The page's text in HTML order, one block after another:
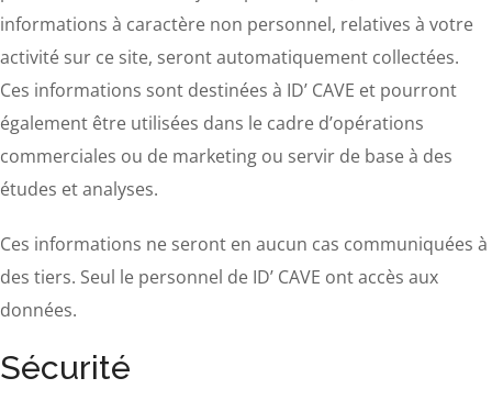
informations à caractère non personnel, relatives à votre
activité sur ce site, seront automatiquement collectées.
Ces informations sont destinées à ID’ CAVE et pourront
également être utilisées dans le cadre d’opérations
commerciales ou de marketing ou servir de base à des
études et analyses.
Ces informations ne seront en aucun cas communiquées à
des tiers. Seul le personnel de ID’ CAVE ont accès aux
données.
Sécurité